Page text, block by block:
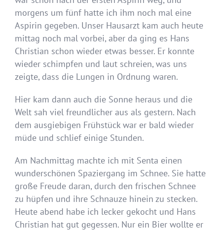
morgens um fünf hatte ich ihm noch mal eine
Aspirin gegeben. Unser Hausarzt kam auch heute
mittag noch mal vorbei, aber da ging es Hans
Christian schon wieder etwas besser. Er konnte
wieder schimpfen und laut schreien, was uns
zeigte, dass die Lungen in Ordnung waren.
Hier kam dann auch die Sonne heraus und die
Welt sah viel freundlicher aus als gestern. Nach
dem ausgiebigen Frühstück war er bald wieder
müde und schlief einige Stunden.
Am Nachmittag machte ich mit Senta einen
wunderschönen Spaziergang im Schnee. Sie hatte
große Freude daran, durch den frischen Schnee
zu hüpfen und ihre Schnauze hinein zu stecken.
Heute abend habe ich lecker gekocht und Hans
Christian hat gut gegessen. Nur ein Bier wollte er